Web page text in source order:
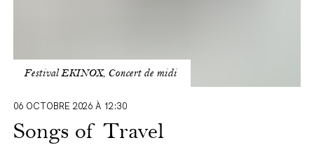
Festival EKINOX, Concert de midi
06 OCTOBRE 2026 À 12:30
Songs of Travel